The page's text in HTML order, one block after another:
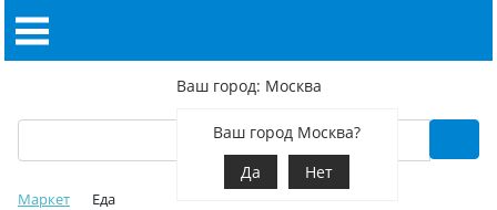
Ваш город: Москва
Ваш город Москва?
Да
Нет
Маркет Еда